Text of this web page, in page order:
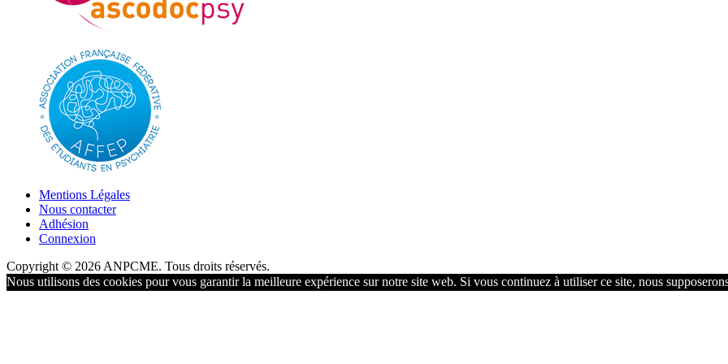
Mentions Légales
Nous contacter
Adhésion
Connexion
Copyright © 2026 ANPCME. Tous droits réservés.
Nous utilisons des cookies pour vous garantir la meilleure expérience sur notre site web. Si vous continuez à utiliser ce site, nous